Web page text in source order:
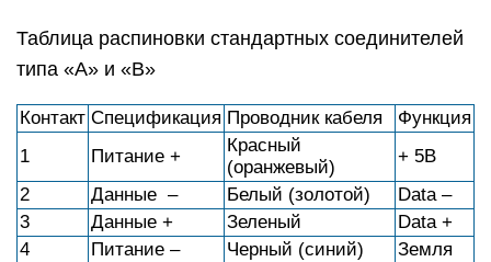
Таблица распиновки стандартных соединителей
типа «А» и «В»
Контакт Спецификация Проводник кабеля
Функция
1
Питание +
Красный
(оранжевый)
+ 5В
2
Данные – Белый (золотой)
Data –
3
Данные + Зеленый
Data +
4
Питание – Черный (синий) Земля